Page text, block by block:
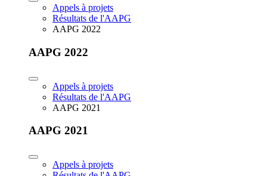
Appels à projets
Résultats de l'AAPG
AAPG 2022
AAPG 2022
Appels à projets
Résultats de l'AAPG
AAPG 2021
AAPG 2021
Appels à projets